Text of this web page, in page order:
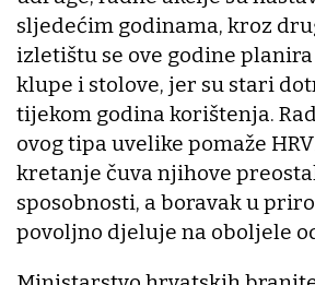
sljedećim godinama, kroz
izletištu se ove godine
klupe i stolove, jer su stari
tijekom godina korištenja.
ovog tipa uvelike pomaže
kretanje čuva njihove
sposobnosti, a boravak u
povoljno djeluje na oboljele